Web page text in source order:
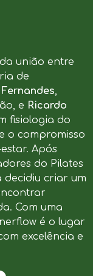
união entre
de
,
e Ricardo
fisiologia do
o compromisso
Após
do Pilates
decidiu criar um
Com uma
é o lugar
excelência e